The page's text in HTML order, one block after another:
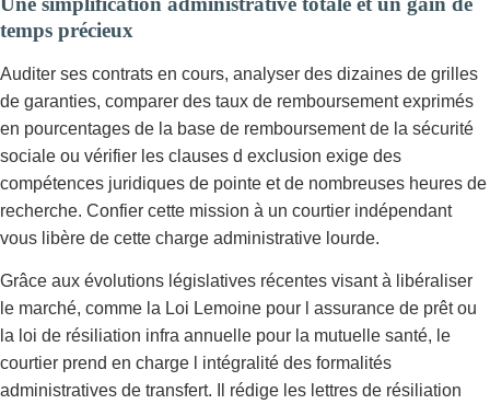
temps précieux
Auditer ses contrats en cours, analyser des dizaines de grilles
de garanties, comparer des taux de remboursement exprimés
en pourcentages de la base de remboursement de la sécurité
sociale ou vérifier les clauses d exclusion exige des
compétences juridiques de pointe et de nombreuses heures de
recherche. Confier cette mission à un courtier indépendant
vous libère de cette charge administrative lourde.
Grâce aux évolutions législatives récentes visant à libéraliser
le marché, comme la Loi Lemoine pour l assurance de prêt ou
la loi de résiliation infra annuelle pour la mutuelle santé, le
courtier prend en charge l intégralité des formalités
administratives de transfert. Il rédige les lettres de résiliation